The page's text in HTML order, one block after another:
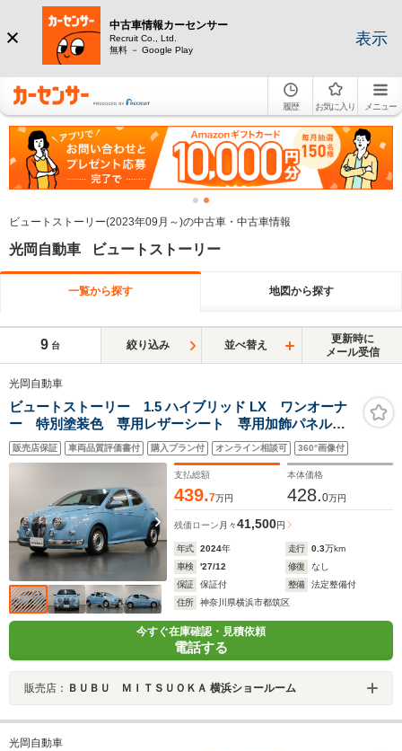
中古車情報カーセンサー
Recruit Co., Ltd.
無料 － Google Play
表示
履歴 お気に入り メニュー
ビュートストーリー(2023年09月～)の中古車・中古車情報
光岡自動車 ビュートストーリー
一覧から探す 地図から探す
9 台 絞り込み 並べ替え
更新時に
メール受信
光岡自動車
ビュートストーリー 1.5 ハイブリッド LX ワンオーナ
ー 特別塗装色 専用レザーシート 専用加飾パネル
コンフォートシートセット/シートヒーター ACコンセン
ト ディスプレイオーディオ/パノラミックビュー/Car
販売店保証 車両品質評価書付 購入プラン付 オンライン相談可 360°画像付
支払総額
439.7万円
本体価格
428.0万円
残価ローン 月々41,500円
年式 2024年 走行 0.3万km
車検
'27/12 修復
なし
保証
保証付 整備
法定整備付
住所
神奈川県横浜市都筑区
今すぐ在庫確認・見積依頼
電話する
販売店： ＢＵＢＵ ＭＩＴＳＵＯＫＡ 横浜ショールーム
光岡自動車